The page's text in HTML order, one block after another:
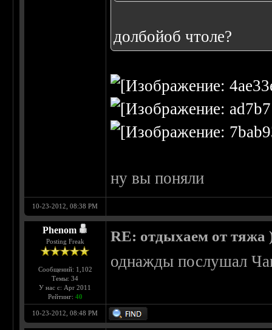
долбойоб чтоле?
ну вы поняли
10-23-2012, 08:38 PM
Phenom
Posting Freak
Сообщений: 1,102
Темы: 34
У нас с: Apr 2011
Рейтинг: 40
RE: отдыхаем от тяжа
однажды послушал
10-23-2012, 08:48 PM